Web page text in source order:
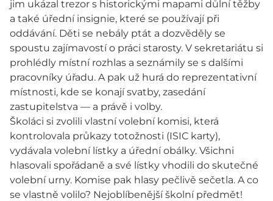
jim ukázal trezor s historickými mapami důlní těžby
a také úřední insignie, které se používají při
oddávání. Děti se nebály ptát a dozvěděly se
spoustu zajímavostí o práci starosty. V sekretariátu si
prohlédly místní rozhlas a seznámily se s dalšími
pracovníky úřadu. A pak už hurá do reprezentativní
místnosti, kde se konají svatby, zasedání
zastupitelstva — a právě i volby.
Školáci si zvolili vlastní volební komisi, která
kontrolovala průkazy totožnosti (ISIC karty),
vydávala volební lístky a úřední obálky. Všichni
hlasovali spořádaně a své lístky vhodili do skutečné
volební urny. Komise pak hlasy pečlivě sečetla. A co
se vlastně volilo? Nejoblíbenější školní předmět!